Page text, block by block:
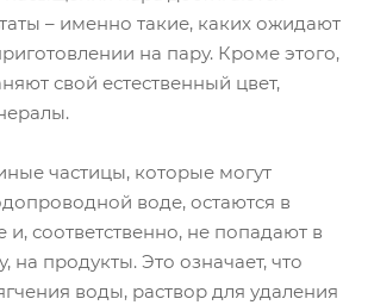
– именно такие, каких ожидают
на пару. Кроме этого,
свой естественный цвет,
частицы, которые могут
воде, остаются в
и, соответственно, не попадают в
на продукты. Это означает, что
воды, раствор для удаления